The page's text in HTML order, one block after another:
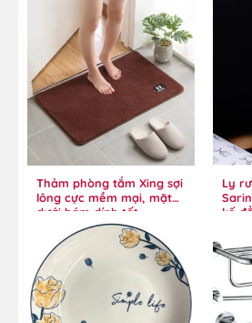
Thảm phòng tắm Xing sợi
lông cực mềm mại, mặt
dưới bám dính tốt
Ly
kế